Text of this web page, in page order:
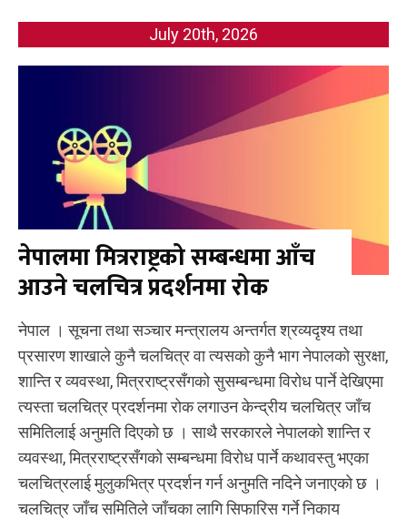
July 20th, 2026
नेपालमा मित्रराष्ट्रको सम्बन्धमा आँच
आउने चलचित्र प्रदर्शनमा रोक
नेपाल । सूचना तथा सञ्चार मन्त्रालय अन्तर्गत श्रव्यदृश्य तथा
प्रसारण शाखाले कुनै चलचित्र वा त्यसको कुनै भाग नेपालको सुरक्षा,
शान्ति र व्यवस्था, मित्रराष्ट्रसँगको सुसम्बन्धमा विरोध पार्ने देखिएमा
त्यस्ता चलचित्र प्रदर्शनमा रोक लगाउन केन्द्रीय चलचित्र जाँच
समितिलाई अनुमति दिएको छ । साथै सरकारले नेपालको शान्ति र
व्यवस्था, मित्रराष्ट्रसँगको सम्बन्धमा विरोध पार्ने कथावस्तु भएका
चलचित्रलाई मुलुकभित्र प्रदर्शन गर्न अनुमति नदिने जनाएको छ ।
चलचित्र जाँच समितिले जाँचका लागि सिफारिस गर्ने निकाय